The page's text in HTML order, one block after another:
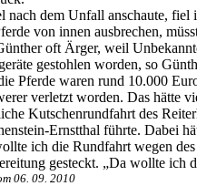
nach dem Unfall anschaute,
von innen ausbre­chen,
oft Ärger, weil
gestohlen wor­den, so
Pferde waren rund 10.000
verletzt worden. Das hätte
Kut­schenrundfahrt des
Ernstthal führte. Dabei
ich die Rundfahrt wegen
gesteckt. „Da wollte ich
06. 09. 2010